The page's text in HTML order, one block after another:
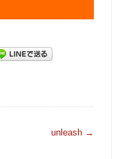
unleash →